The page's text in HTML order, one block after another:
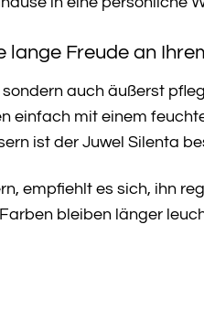
Freude an
auch äußerst
einfach mit einem
ist der Juwel Silenta
empfiehlt es sich, ihn
bleiben länger